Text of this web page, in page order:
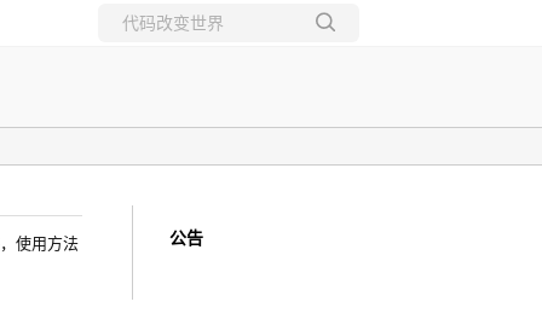
使用方法
公告